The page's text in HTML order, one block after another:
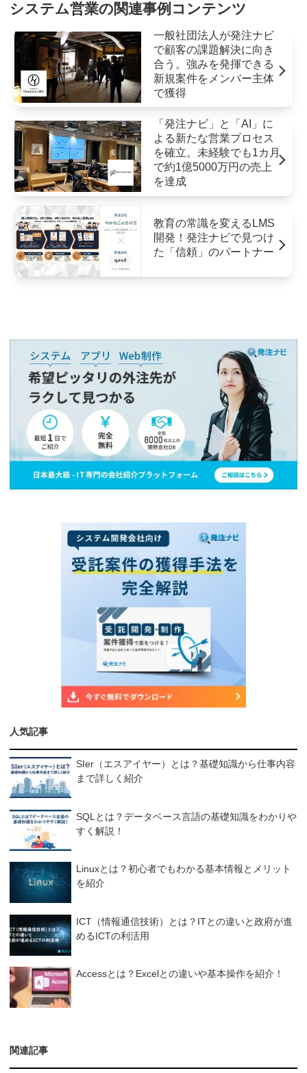
システム営業の関連事例コンテンツ
一般社団法人が発注ナビ
で顧客の課題解決に向き
合う。強みを発揮できる
新規案件をメンバー主体
で獲得
「発注ナビ」と「AI」に
よる新たな営業プロセス
を確立。未経験でも1カ月
で約1億5000万円の売上
を達成
教育の常識を変えるLMS
開発！発注ナビで見つけ
た「信頼」のパートナー
人気記事
SIer（エスアイヤー）とは？基礎知識から仕事内容
まで詳しく紹介
SQLとは？データベース言語の基礎知識をわかりや
すく解説！
Linuxとは？初心者でもわかる基本情報とメリット
を紹介
ICT（情報通信技術）とは？ITとの違いと政府が進
めるICTの利活用
Accessとは？Excelとの違いや基本操作を紹介！
関連記事